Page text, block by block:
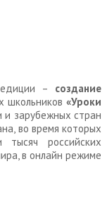
– создание
школьников«Уроки
и зарубежных стран
во время которых
российских
в онлайн режиме